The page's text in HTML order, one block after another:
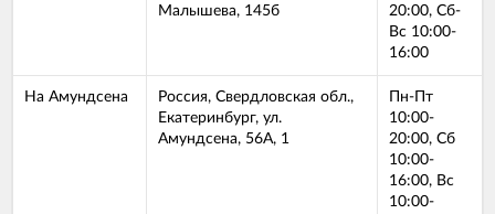
Малышева, 145б
20:00, Сб-
Вс 10:00-
16:00
На Амундсена
Россия, Свердловская обл.,
Екатеринбург, ул.
Амундсена, 56А, 1
Пн-Пт
10:00-
20:00, Сб
10:00-
16:00, Вс
10:00-